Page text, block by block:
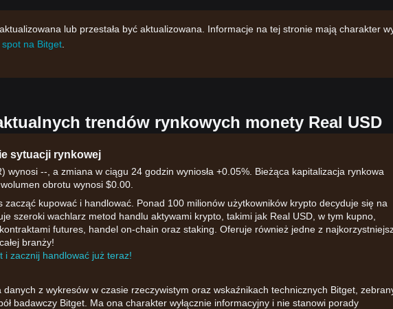
lub przestała być aktualizowana. Informacje na tej stronie mają charakter
spot na Bitget
trendów rynkowych monety Real USD
sytuacji rynkowej
wynosi --, a zmiana w ciągu 24 godzin wyniosła +0.05%. Bieżąca kapitalizacja rynkowa
obrotu wynosi $0.00.
zacząć kupować i handlować. Ponad 100 milionów użytkowników krypto decyduje się na
szeroki wachlarz metod handlu aktywami krypto, takimi jak Real USD, w tym kupno,
futures, handel on-chain oraz staking. Oferuje również jedne z
branży!
i zacznij handlować już teraz!
z wykresów w czasie rzeczywistym oraz wskaźnikach technicznych Bitget,
badawczy Bitget. Ma ona charakter wyłącznie informacyjny i nie stanowi porady